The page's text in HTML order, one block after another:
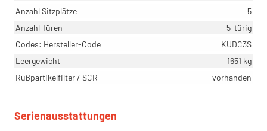
Anzahl Sitzplätze
5
Anzahl Türen
5-türig
Codes: Hersteller-Code
KUDC3S
Leergewicht
1651 kg
Rußpartikelfilter / SCR
vorhanden
Serienausstattungen